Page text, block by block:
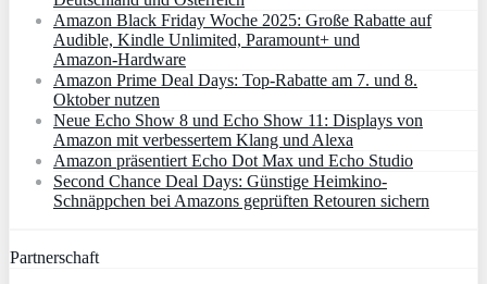
Amazon Black Friday Woche 2025: Große Rabatte auf
Audible, Kindle Unlimited, Paramount+ und
Amazon‑Hardware
Amazon Prime Deal Days: Top-Rabatte am 7. und 8.
Oktober nutzen
Neue Echo Show 8 und Echo Show 11: Displays von
Amazon mit verbessertem Klang und Alexa
Amazon präsentiert Echo Dot Max und Echo Studio
Second Chance Deal Days: Günstige Heimkino-
Schnäppchen bei Amazons geprüften Retouren sichern
Partnerschaft